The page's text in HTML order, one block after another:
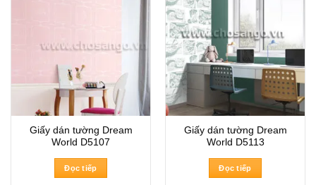
Giấy dán tường Dream
World D5107
Đọc tiếp
Giấy dán tường Dream
World D5113
Đọc tiếp